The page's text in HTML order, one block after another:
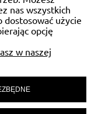
nas wszystkich
dostosować użycie
opcję
w naszej